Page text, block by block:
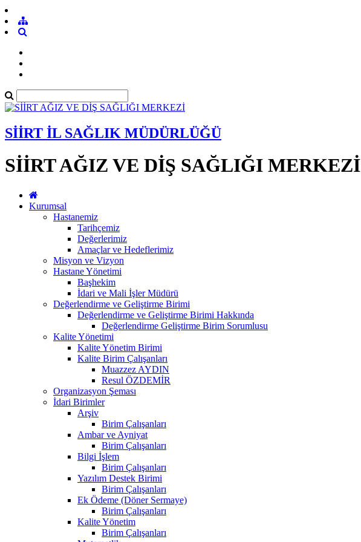
SİİRT İL SAĞLIK MÜDÜRLÜĞÜ
SİİRT AĞIZ VE DİŞ SAĞLIĞI MERKEZİ
Kurumsal
Hastanemiz
Tarihçemiz
Değerlerimiz
Amaçlar ve Hedeflerimiz
Misyon ve Vizyon
Hastane Yönetimi
Başhekim
İdari ve Mali İşler Müdürü
Değerlendirme ve Geliştirme Birimi
Değerlendirme ve Geliştirme Birimi Hakkında
Değerlendirme Geliştirme Birim Sorumlusu
Kalite Yönetimi
Kalite Yönetim Birimi
Kalite Birim Çalışanları
Muazzez AYDIN
Resul ÖZDEMİR
Organizasyon Şeması
İdari Birimler
Arşiv
Birim Çalışanları
Ambar ve Ayniyat
Birim Çalışanları
Bilgi İşlem
Birim Çalışanları
Yazılım Destek Birimi
Birim Çalışanları
Ek Ödeme (Döner Sermaye)
Birim Çalışanları
Kalite Yönetim
Birim Çalışanları